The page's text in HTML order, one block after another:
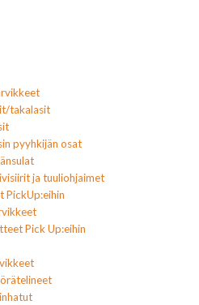
takalasit
pyyhkijän osat
ja tuuliohjaimet
PickUp:eihin
Pick Up:eihin